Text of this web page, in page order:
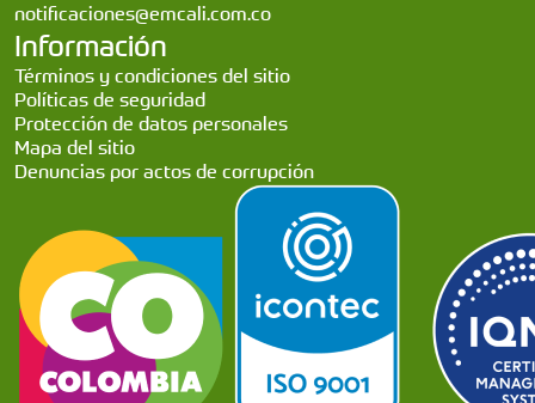
notificaciones@emcali.com.co
Información
Términos y condiciones del sitio
Políticas de seguridad
Protección de datos personales
Mapa del sitio
Denuncias por actos de corrupción